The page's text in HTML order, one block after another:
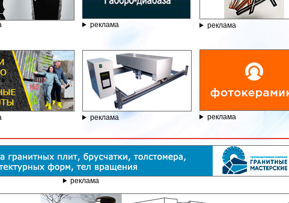
реклама реклама
реклама реклама
реклама